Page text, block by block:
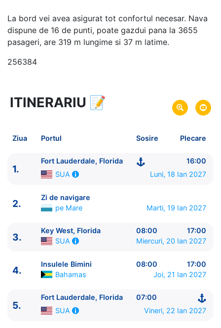
La bord vei avea asigurat tot confortul necesar. Nava
dispune de 16 de punti, poate gazdui pana la 3655
pasageri, are 319 m lungime si 37 m latime.
256384
5 zile vacanta de croaziera in
link oferta
Plecare pe 18 Ian 2027
din Fort Lauderdale, Florida,
Sosire pe 22 Ian 2027in Fort Lauderdale, Florida,
SUA
Celebrity Cruises
Celebrity Reflection
ITINERARIU 📝
Ziua Portul Sosire Plecare
1.
Fort Lauderdale, Florida
16:00
SUA
Luni, 18 Ian 2027
2.
Zi de navigare
pe Mare
Marti, 19 Ian 2027
3.
Key West, Florida 08:00
17:00
SUA
Miercuri, 20 Ian 2027
4.
Insulele Bimini 08:00
17:00
Bahamas
Joi, 21 Ian 2027
5.
Fort Lauderdale, Florida
07:00
SUA
Vineri, 22 Ian 2027